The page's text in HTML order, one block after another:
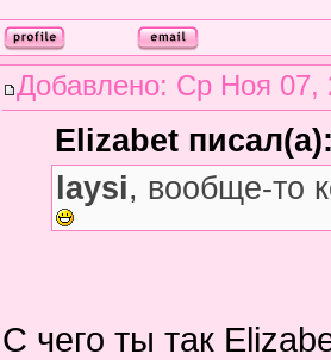
Добавлено: Ср Ноя 07,
Elizabet
laysi, вообще-то
С чего ты так